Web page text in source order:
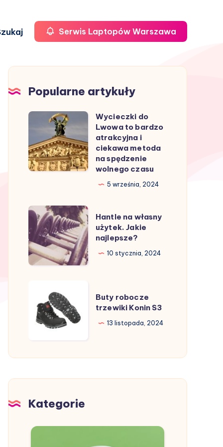
Serwis Laptopów Warszawa
Popularne artykuły
Wycieczki
Lwowa
to
bardzo
ciekawa
metoda
na
spędzenie
Wycieczki do
Lwowa to bardzo
atrakcyjna i
ciekawa metoda
na spędzenie
wolnego czasu
5 września, 2024
Hantle
na
własny
użytek.
Jakie
Hantle na własny
użytek. Jakie
najlepsze?
10 stycznia, 2024
robocze
trzewiki
Konin
Buty robocze
trzewiki Konin S3
13 listopada, 2024
Kategorie